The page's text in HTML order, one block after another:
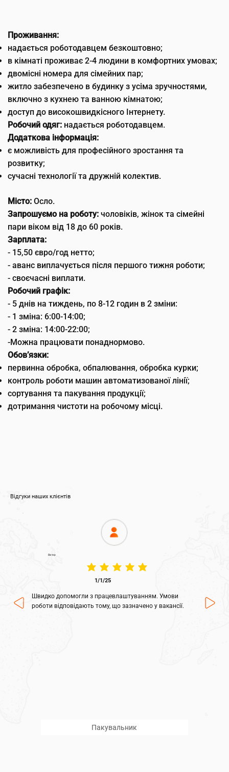
Відгуки наших клієнтів
Швидко допомогли з працевлаштуванням. Умови
роботи відповідають тому, що зазначено у вакансії.
Пакувальник
Віктор
average rating is 5 out of 5
1/1/25
Проживання:
надається роботодавцем безкоштовно;
в кімнаті проживає 2-4 людини в комфортних умовах;
двомісні номера для сімейних пар;
житло забезпечено в будинку з усіма зручностями,
включно з кухнею та ванною кімнатою;
доступ до високошвидкісного Інтернету.
Робочий одяг:надається роботодавцем.
Додаткова інформація:
є можливість для професійного зростання та
розвитку;
сучасні технології та дружній колектив.
Місто:Осло.
Запрошуємо на роботу:чоловіків, жінок та сімейні
пари віком від 18 до 60 років.
Зарплата:
- 15,50 євро/год нетто;
- аванс виплачується після першого тижня роботи;
- своєчасні виплати.
Робочий графік:
- 5 днів на тиждень, по 8-12 годин в 2 зміни:
- 1 зміна: 6:00-14:00;
- 2 зміна: 14:00-22:00;
-Можна працювати понаднормово.
Обов’язки:
первинна обробка, обпалювання, обробка курки;
контроль роботи машин автоматизованої лінії;
сортування та пакування продукції;
дотримання чистоти на робочому місці.